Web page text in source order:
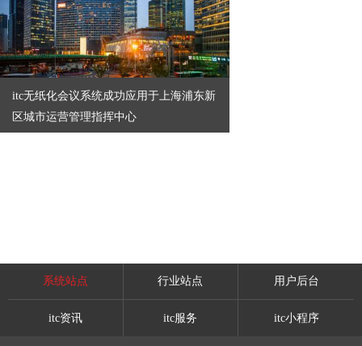
itc无纸化会议系统成功应用于上海浦东新
区城市运营管理指挥中心
系统站点 行业站点 用户后台
itc资讯 itc服务 itc小程序